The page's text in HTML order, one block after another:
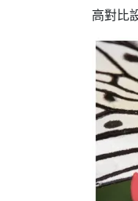
高對比